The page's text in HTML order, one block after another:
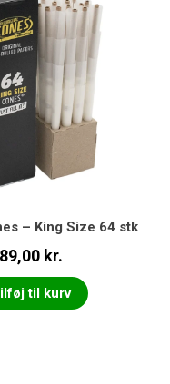
– King Size 64 stk
89,00 kr.
til kurv